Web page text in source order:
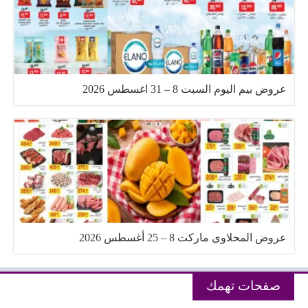
عروض بيم اليوم السبت 8 – 31 اغسطس 2026
عروض المحلاوى ماركت 8 – 25 أغسطس 2026
صفحات تهمك